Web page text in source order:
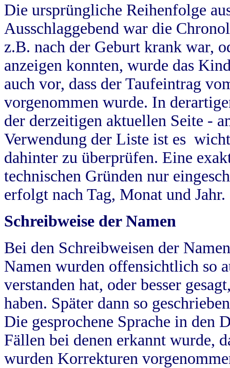
Die ursprüngliche Reihenfolge
Ausschlaggebend war die
z.B. nach der Geburt krank war,
anzeigen konnten, wurde das
auch vor, dass der Taufeintrag
vorgenommen wurde. In
der derzeitigen aktuellen Seite -
Verwendung der Liste ist es
dahinter zu überprüfen. Eine
technischen Gründen nur
erfolgt nach Tag, Monat und Jahr.
Schreibweise der Namen
Bei den Schreibweisen der
Namen wurden offensichtlich so
verstanden hat, oder besser
haben. Später dann so
Die gesprochene Sprache in
Fällen bei denen erkannt wurde,
wurden Korrekturen